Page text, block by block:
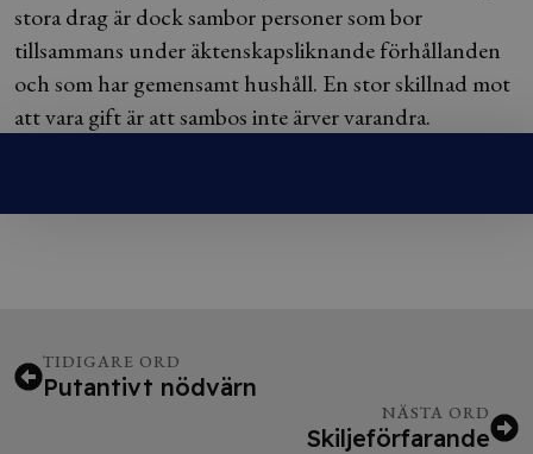
stora drag är dock sambor personer som bor
tillsammans under äktenskapsliknande förhållanden
och som har gemensamt hushåll. En stor skillnad mot
att vara gift är att sambos inte ärver varandra.
TIDIGARE ORD
Putantivt nödvärn
NÄSTA ORD
Skiljeförfarande